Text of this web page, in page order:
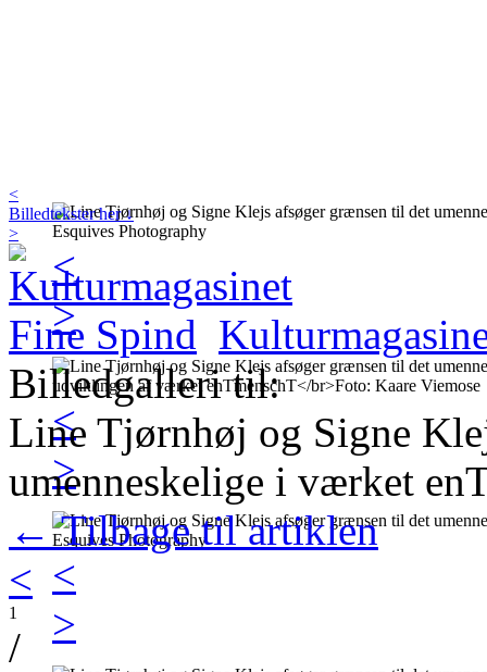
<
>
<
>
<
>
<
Billedtekster her ↓
>
Billedgalleri til:
Line Tjørnhøj og Signe
umenneskelige i værket
← Tilbage til artiklen
<
1
/